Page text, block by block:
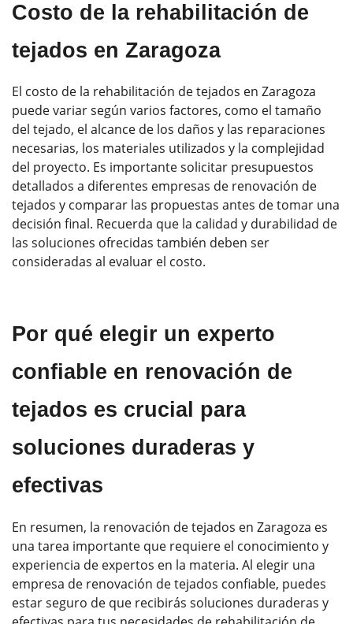
Costo de la rehabilitación de
tejados en Zaragoza
El costo de la rehabilitación de tejados en Zaragoza
puede variar según varios factores, como el tamaño
del tejado, el alcance de los daños y las reparaciones
necesarias, los materiales utilizados y la complejidad
del proyecto. Es importante solicitar presupuestos
detallados a diferentes empresas de renovación de
tejados y comparar las propuestas antes de tomar una
decisión final. Recuerda que la calidad y durabilidad de
las soluciones ofrecidas también deben ser
consideradas al evaluar el costo.
Por qué elegir un experto
confiable en renovación de
tejados es crucial para
soluciones duraderas y
efectivas
En resumen, la renovación de tejados en Zaragoza es
una tarea importante que requiere el conocimiento y
experiencia de expertos en la materia. Al elegir una
empresa de renovación de tejados confiable, puedes
estar seguro de que recibirás soluciones duraderas y